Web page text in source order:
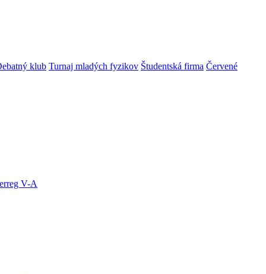
klub Turnaj mladých fyzikov Študentská firma Červené
V-A